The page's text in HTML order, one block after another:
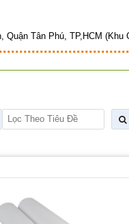
Tân Phú, TP,HCM (Khu